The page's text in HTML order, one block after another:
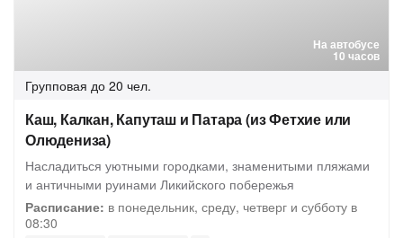
На автобусе
10 часов
Групповая до 20 чел.
Каш, Калкан, Капуташ и Патара (из Фетхие или
Олюдениза)
Насладиться уютными городками, знаменитыми пляжами
и античными руинами Ликийского побережья
Расписание: в понедельник, среду, четверг и субботу в
08:30